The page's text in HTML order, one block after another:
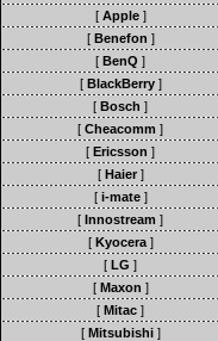
[ Apple]
[ Benefon ]
[ BenQ ]
[ BlackBerry]
[ Bosch ]
[ Cheacomm ]
[ Ericsson ]
[ Haier]
[ i-mate]
[ Innostream ]
[ Kyocera]
[ LG ]
[ Maxon ]
[ Mitac ]
[ Mitsubishi]